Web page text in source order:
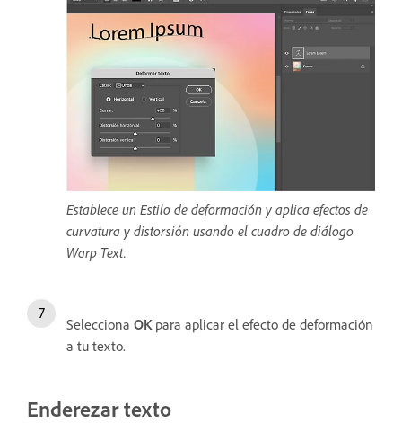
Establece un Estilo de deformación y aplica efectos de
curvatura y distorsión usando el cuadro de diálogo
Warp Text.
Selecciona OK para aplicar el efecto de deformación
a tu texto.
Enderezar texto